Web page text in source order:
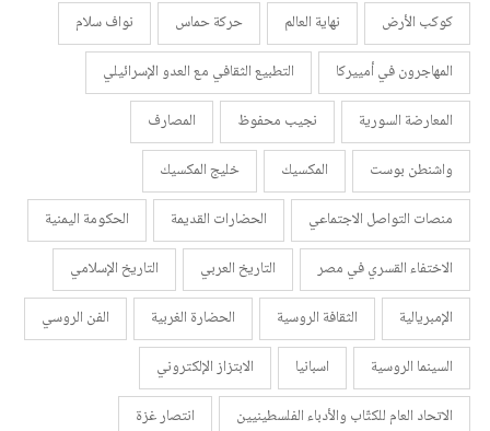
كوكب الأرض
نهاية العالم حركة حماس
نواف سلام
المهاجرون في أمييركا
التطبيع الثقافي مع العدو الإسرائيلي
المعارضة السورية
نجيب محفوظ
المصارف
واشنطن بوست
المكسيك
خليج المكسيك
منصات التواصل الاجتماعي
الحضارات القديمة
الحكومة اليمنية
الاختفاء القسري في مصر
التاريخ العربي
التاريخ الإسلامي
الإمبريالية
الثقافة الروسية الحضارة الغربية
الفن الروسي
السينما الروسية
اسبانيا
الابتزاز الإلكتروني
الاتحاد العام للكتّاب والأدباء الفلسطينيين
انتصار غزة